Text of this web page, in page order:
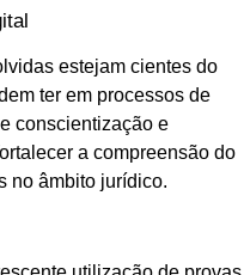
estejam cientes do
ter em processos de
conscientização e
a compreensão do
no âmbito jurídico.